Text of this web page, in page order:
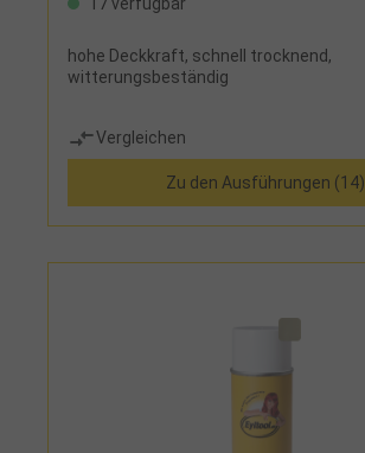
hohe Deckkraft, schnell trocknend,
witterungsbeständig
Vergleichen
Zu den Ausführungen (14)